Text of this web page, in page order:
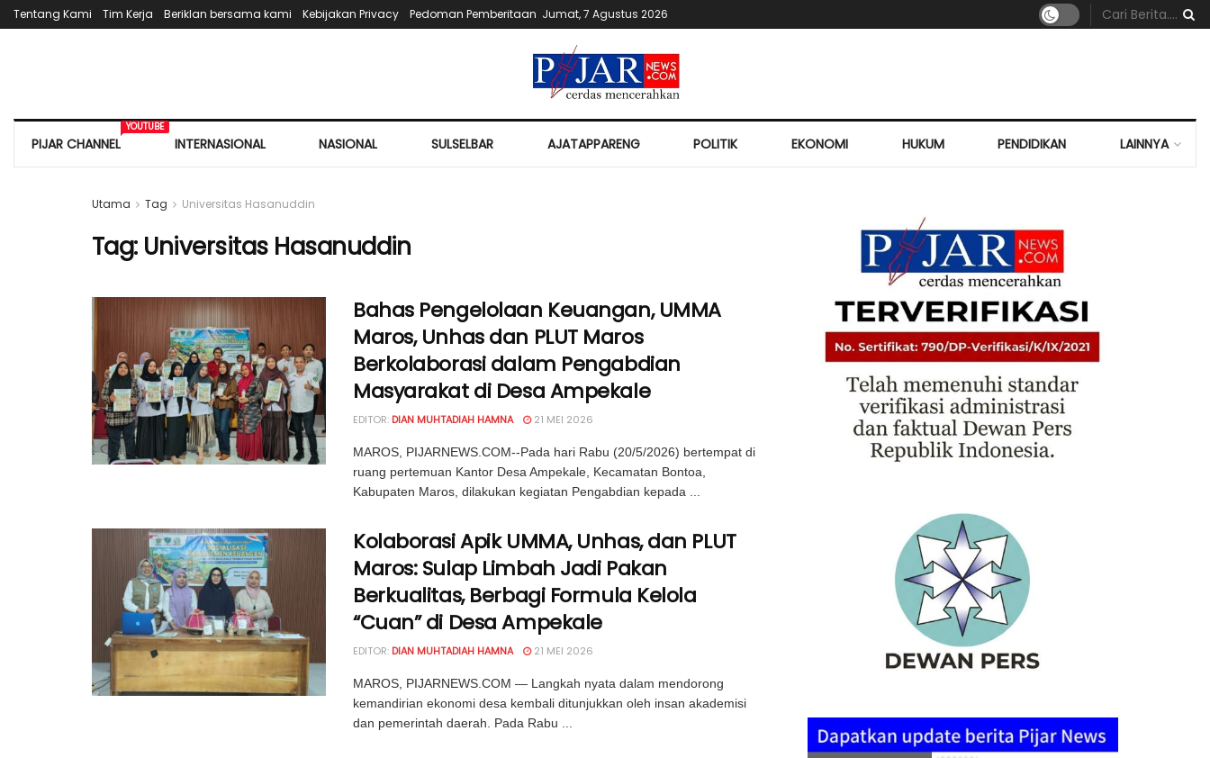
Tentang Kami Tim Kerja Beriklan bersama kami Kebijakan Privacy Pedoman Pemberitaan Jumat, 7 Agustus 2026
PIJAR CHANNEL
YOUTUBE
INTERNASIONAL NASIONAL SULSELBAR AJATAPPARENG POLITIK EKONOMI HUKUM PENDIDIKAN LAINNYA
Utama Tag Universitas Hasanuddin
Tag: Universitas Hasanuddin
Bahas Pengelolaan Keuangan, UMMA
Maros, Unhas dan PLUT Maros
Berkolaborasi dalam Pengabdian
Masyarakat di Desa Ampekale
EDITOR: DIAN MUHTADIAH HAMNA 21 MEI 2026
MAROS, PIJARNEWS.COM--Pada hari Rabu (20/5/2026) bertempat di
ruang pertemuan Kantor Desa Ampekale, Kecamatan Bontoa,
Kabupaten Maros, dilakukan kegiatan Pengabdian kepada ...
Kolaborasi Apik UMMA, Unhas, dan PLUT
Maros: Sulap Limbah Jadi Pakan
Berkualitas, Berbagi Formula Kelola
“Cuan” di Desa Ampekale
EDITOR: DIAN MUHTADIAH HAMNA 21 MEI 2026
MAROS, PIJARNEWS.COM — Langkah nyata dalam mendorong
kemandirian ekonomi desa kembali ditunjukkan oleh insan akademisi
dan pemerintah daerah. Pada Rabu ...